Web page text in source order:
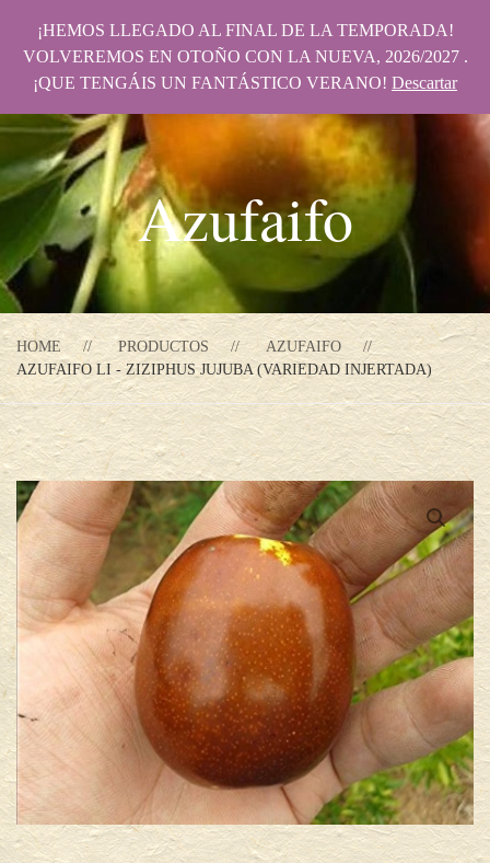
Azufaifo
HOME PRODUCTOS
AZUFAIFO
AZUFAIFO LI - ZIZIPHUS JUJUBA (VARIEDAD INJERTADA)
¡HEMOS LLEGADO AL FINAL DE LA TEMPORADA!
VOLVEREMOS EN OTOÑO CON LA NUEVA, 2026/2027 .
¡QUE TENGÁIS UN FANTÁSTICO VERANO! Descartar